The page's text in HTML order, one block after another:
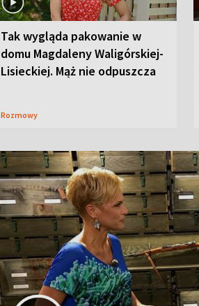
Tak wygląda pakowanie w
domu Magdaleny Waligórskiej-
Lisieckiej. Mąż nie odpuszcza
Rozmowy